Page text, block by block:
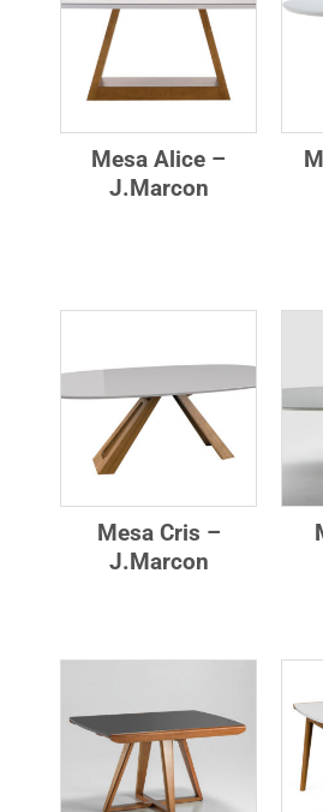
Mesa Alice –
J.Marcon
Mesa Cris –
J.Marcon